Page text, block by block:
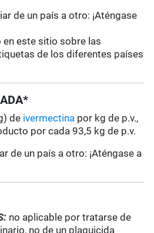
de un país a otro: ¡Aténgase
en este sitio sobre las
de los diferentes países
de ivermectina por kg de p.v.,
por cada 93,5 kg de p.v.
de un país a otro: ¡Aténgase a
no aplicable por tratarse de
no de un plaguicida